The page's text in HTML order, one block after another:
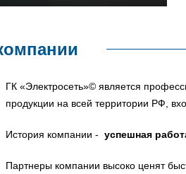
ГК «Электросеть»© является
продукции на всей территории РФ,
История компании - успешная
Партнеры компании высоко ценят